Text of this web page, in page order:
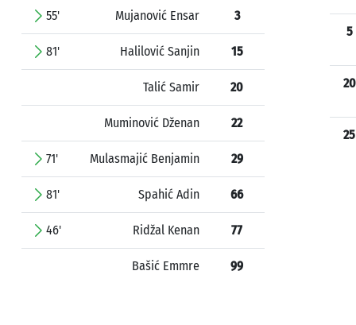
55' Mujanović Ensar 3
81' Halilović Sanjin 15
Talić Samir 20
Muminović Dženan 22
71' Mulasmajić Benjamin 29
81' Spahić Adin 66
46' Ridžal Kenan 77
Bašić Emmre 99
5
20
25